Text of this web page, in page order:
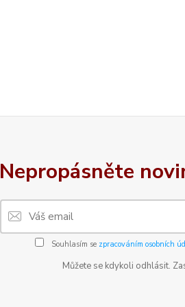
Nepropásněte
Souhlasím se zpracováním osobních
Můžete se kdykoli odhlásit.